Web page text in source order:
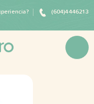
(604)4446213